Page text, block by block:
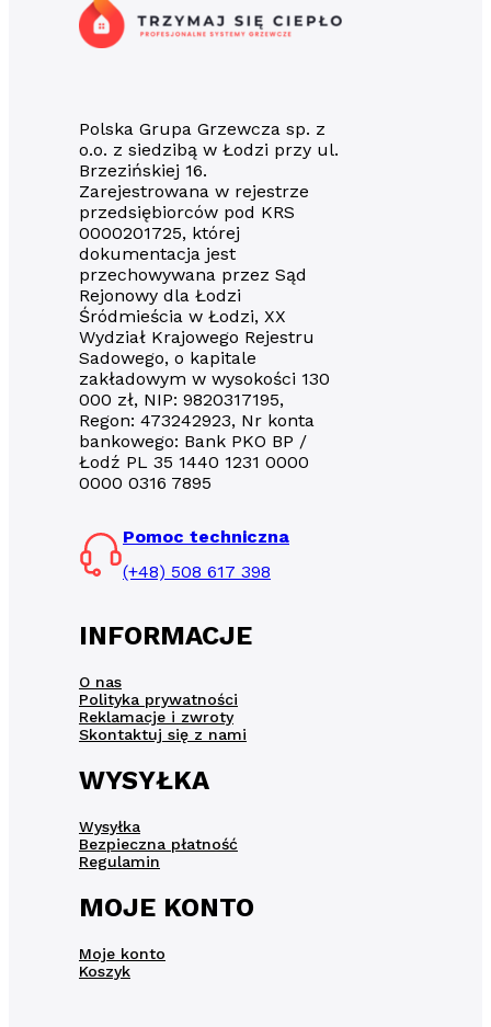
Polska Grupa Grzewcza sp. z
o.o. z siedzibą w Łodzi przy ul.
Brzezińskiej 16.
Zarejestrowana w rejestrze
przedsiębiorców pod KRS
0000201725, której
dokumentacja jest
przechowywana przez Sąd
Rejonowy dla Łodzi
Śródmieścia w Łodzi, XX
Wydział Krajowego Rejestru
Sadowego, o kapitale
zakładowym w wysokości 130
000 zł, NIP: 9820317195,
Regon: 473242923, Nr konta
bankowego: Bank PKO BP /
Łodź PL 35 1440 1231 0000
0000 0316 7895
Pomoc techniczna
(+48) 508 617 398
INFORMACJE
O nas
Polityka prywatności
Reklamacje i zwroty
Skontaktuj się z nami
WYSYŁKA
Wysyłka
Bezpieczna płatność
Regulamin
MOJE KONTO
Moje konto
Koszyk